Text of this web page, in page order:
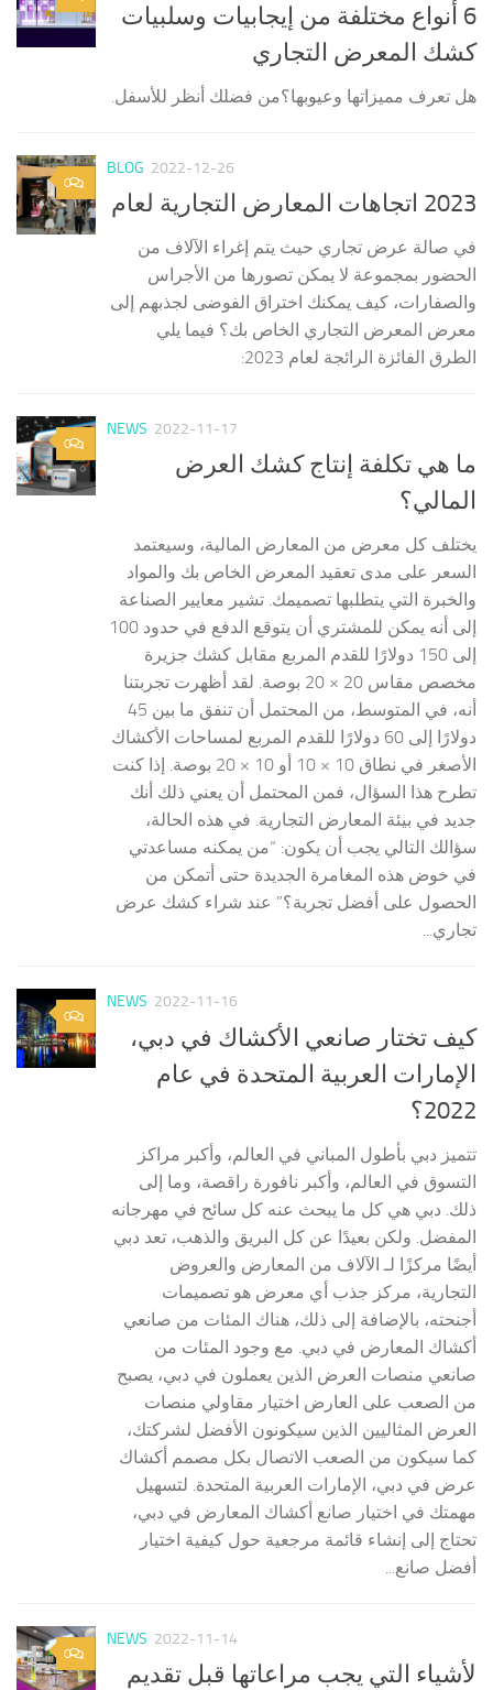
6 أنواع مختلفة من إيجابيات وسلبيات
كشك المعرض التجاري
هل تعرف مميزاتها وعيوبها؟من فضلك أنظر للأسفل.
0
BLOG 2022-12-26
2023 اتجاهات المعارض التجارية لعام
في صالة عرض تجاري حيث يتم إغراء الآلاف من
الحضور بمجموعة لا يمكن تصورها من الأجراس
والصفارات، كيف يمكنك اختراق الفوضى لجذبهم إلى
معرض المعرض التجاري الخاص بك؟ فيما يلي
الطرق الفائزة الرائجة لعام 2023:
0
NEWS 2022-11-17
ما هي تكلفة إنتاج كشك العرض
المالي؟
يختلف كل معرض من المعارض المالية، وسيعتمد
السعر على مدى تعقيد المعرض الخاص بك والمواد
والخبرة التي يتطلبها تصميمك. تشير معايير الصناعة
إلى أنه يمكن للمشتري أن يتوقع الدفع في حدود 100
إلى 150 دولارًا للقدم المربع مقابل كشك جزيرة
مخصص مقاس 20 × 20 بوصة. لقد أظهرت تجربتنا
أنه، في المتوسط، من المحتمل أن تنفق ما بين 45
دولارًا إلى 60 دولارًا للقدم المربع لمساحات الأكشاك
الأصغر في نطاق 10 × 10 أو 10 × 20 بوصة. إذا كنت
تطرح هذا السؤال، فمن المحتمل أن يعني ذلك أنك
جديد في بيئة المعارض التجارية. في هذه الحالة،
سؤالك التالي يجب أن يكون: “من يمكنه مساعدتي
في خوض هذه المغامرة الجديدة حتى أتمكن من
الحصول على أفضل تجربة؟” عند شراء كشك عرض
تجاري...
0
NEWS 2022-11-16
كيف تختار صانعي الأكشاك في دبي،
الإمارات العربية المتحدة في عام
2022؟
تتميز دبي بأطول المباني في العالم، وأكبر مراكز
التسوق في العالم، وأكبر نافورة راقصة، وما إلى
ذلك. دبي هي كل ما يبحث عنه كل سائح في مهرجانه
المفضل. ولكن بعيدًا عن كل البريق والذهب، تعد دبي
أيضًا مركزًا لـ الآلاف من المعارض والعروض
التجارية، مركز جذب أي معرض هو تصميمات
أجنحته، بالإضافة إلى ذلك، هناك المئات من صانعي
أكشاك المعارض في دبي. مع وجود المئات من
صانعي منصات العرض الذين يعملون في دبي، يصبح
من الصعب على العارض اختيار مقاولي منصات
العرض المثاليين الذين سيكونون الأفضل لشركتك،
كما سيكون من الصعب الاتصال بكل مصمم أكشاك
عرض في دبي، الإمارات العربية المتحدة. لتسهيل
مهمتك في اختيار صانع أكشاك المعارض في دبي،
تحتاج إلى إنشاء قائمة مرجعية حول كيفية اختيار
أفضل صانع...
0
NEWS 2022-11-14
لأشياء التي يجب مراعاتها قبل تقديم